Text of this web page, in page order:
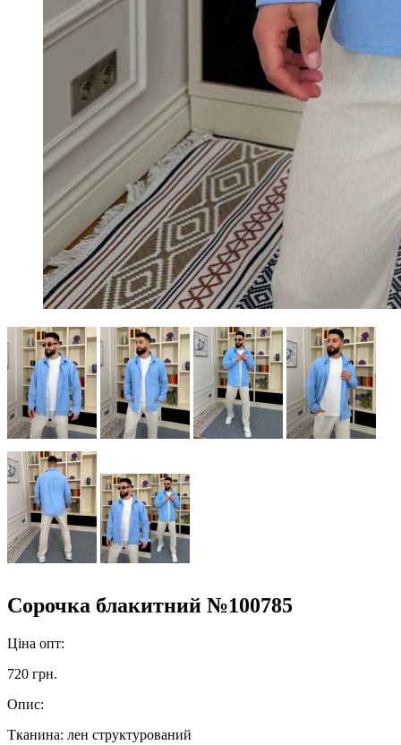
Сорочка блакитний №100785
Ціна опт:
720 грн.
Опис:
Тканина: лен структурований